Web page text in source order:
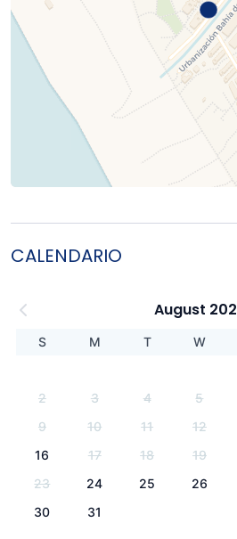
CALENDARIO
August
S M T W
2
3 4 5
9
10 11 12
16
17 18 19
23
24 25 26
30
31